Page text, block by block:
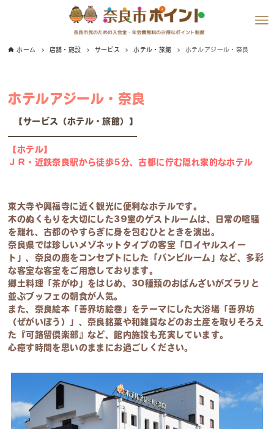
ホーム 店舗・施設 サービス ホテル・旅館 ホテルアジール・奈良
ホテルアジール・奈良
【サービス（ホテル・旅館）】
【ホテル】
ＪＲ・近鉄奈良駅から徒歩5分、古都に佇む隠れ家的なホテル
東大寺や興福寺に近く観光に便利なホテルです。
木のぬくもりを大切にした39室のゲスト ルームは、日常の喧騒
を離れ、古都のやすらぎに身を包むひとときを演出。
奈良県では珍しいメゾネットタイプの客室「ロイヤルスイー
ト」、奈良の鹿をコンセプトにした「バンビルーム」など、多彩
な客室な客室をご用意しております。
郷土料理「茶がゆ」をはじめ、30種類のおばんざいがズラリと
並ぶブッフェの朝食が人気。
また、奈良絵本「善界坊絵巻」をテーマにした大浴場「善界坊
（ぜがいぼう）」、奈良銘菓や和雑貨などのお土産を取りそろえ
た『可路留倶楽部』など、館内施設も充実しています。
心癒す時間を思いのままにお過ごしください。